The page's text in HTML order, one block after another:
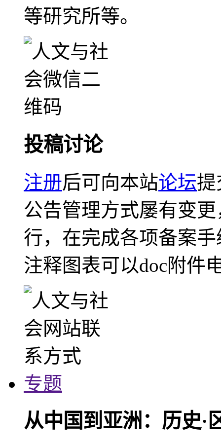
等研究所等。
投稿讨论
注册后可向本站论坛提
公告管理方式屡有变
行，在完成各项备案
注释图表可以doc附件
专题
从中国到亚洲：历史·